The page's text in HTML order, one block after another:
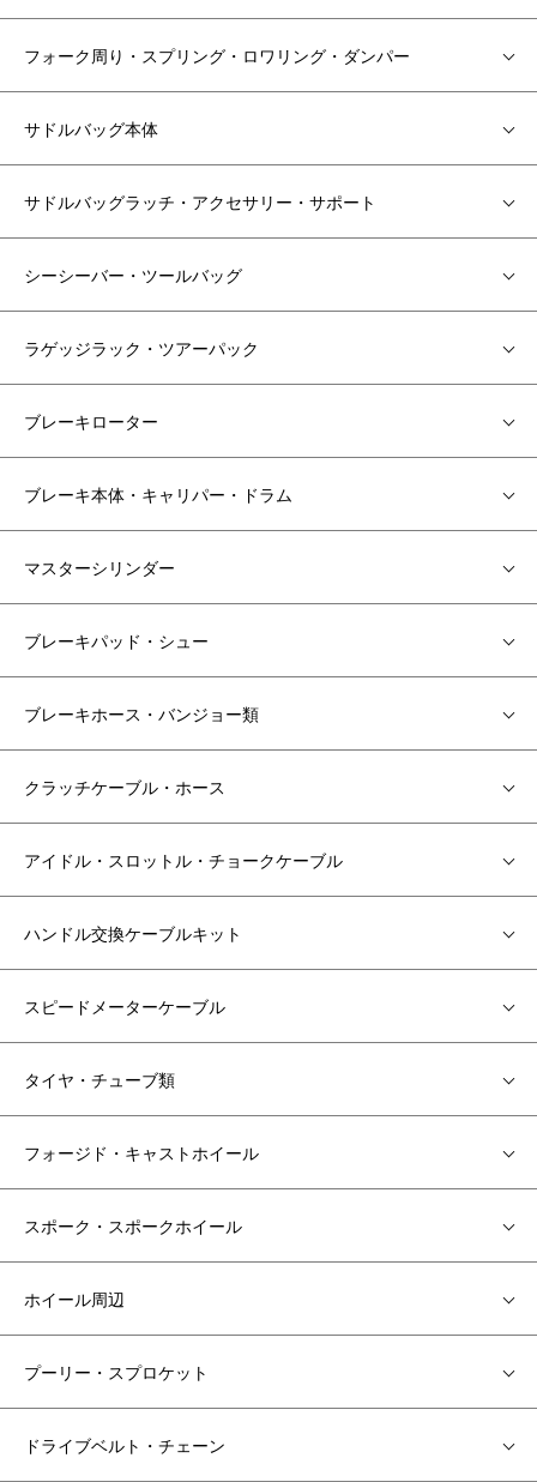
フォーク周り・スプリング・ロワリング・ダンパー
サドルバッグ本体
サドルバッグラッチ・アクセサリー・サポート
シーシーバー・ツールバッグ
ラゲッジラック・ツアーパック
ブレーキローター
ブレーキ本体・キャリパー・ドラム
マスターシリンダー
ブレーキパッド・シュー
ブレーキホース・バンジョー類
クラッチケーブル・ホース
アイドル・スロットル・チョークケーブル
ハンドル交換ケーブルキット
スピードメーターケーブル
タイヤ・チューブ類
フォージド・キャストホイール
スポーク・スポークホイール
ホイール周辺
プーリー・スプロケット
ドライブベルト・チェーン